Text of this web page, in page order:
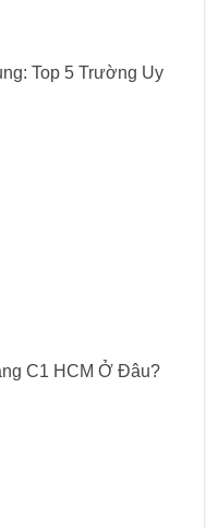
Top 5 Trường Uy
C1 HCM Ở Đâu?